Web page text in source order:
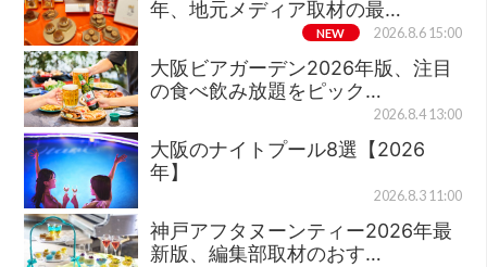
年、地元メディア取材の最…
NEW 2026.8.6 15:00
大阪ビアガーデン2026年版、注目
の食べ飲み放題をピック…
2026.8.4 13:00
大阪のナイトプール8選【2026
年】
2026.8.3 11:00
神戸アフタヌーンティー2026年最
新版、編集部取材のおす…